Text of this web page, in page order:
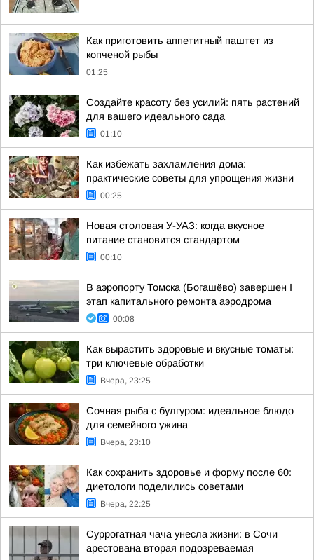
Как приготовить аппетитный паштет из
копченой рыбы
01:25
Создайте красоту без усилий: пять растений
для вашего идеального сада
01:10
Как избежать захламления дома:
практические советы для упрощения жизни
00:25
Новая столовая У-УАЗ: когда вкусное
питание становится стандартом
00:10
В аэропорту Томска (Богашёво) завершен I
этап капитального ремонта аэродрома
00:08
Как вырастить здоровые и вкусные томаты:
три ключевые обработки
Вчера, 23:25
Сочная рыба с булгуром: идеальное блюдо
для семейного ужина
Вчера, 23:10
Как сохранить здоровье и форму после 60:
диетологи поделились советами
Вчера, 22:25
Суррогатная чача унесла жизни: в Сочи
арестована вторая подозреваемая